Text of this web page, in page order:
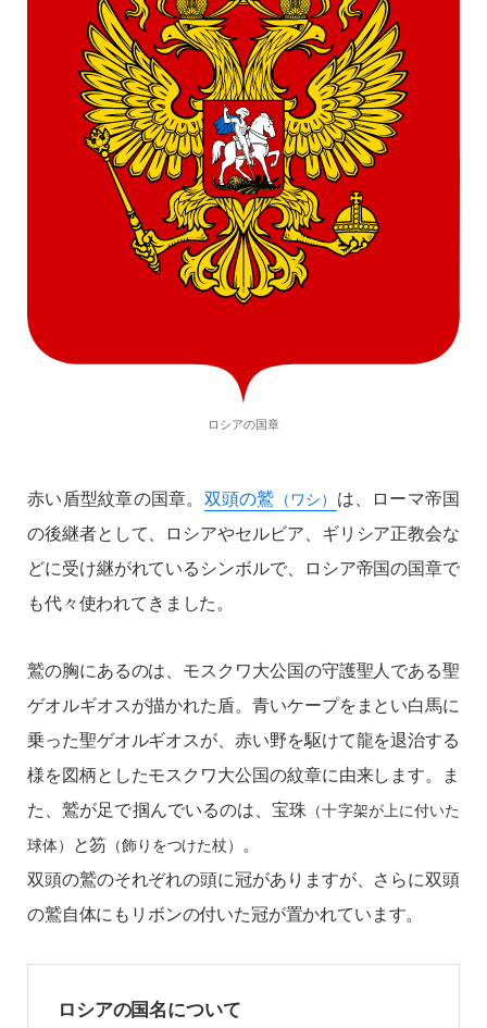
ロシアの国章
赤い盾型紋章の国章。 双頭の鷲 （ワシ） は、ローマ帝国
の後継者として、ロシアやセルビア、ギリシア正教会な
どに受け継がれているシンボルで、ロシア帝国の国章で
も代々使われてきました。
鷲の胸にあるのは、モスクワ大公国の守護聖人である聖
ゲオルギオスが描かれた盾。青いケープをまとい白馬に
乗った聖ゲオルギオスが、赤い野を駆けて龍を退治する
様を図柄としたモスクワ大公国の紋章に由来します。ま
た、鷲が足で掴んでいるのは、宝珠 （十字架が上に付いた
球体） と笏 （飾りをつけた杖） 。
双頭の鷲のそれぞれの頭に冠がありますが、さらに双頭
の鷲自体にもリボンの付いた冠が置かれています。
ロシアの国名について